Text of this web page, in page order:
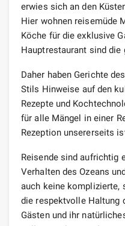
erwies sich an den
Hier wohnen reisemüde
Köche für die exklusive
Hauptrestaurant sind die
Daher haben Gerichte des
Stils Hinweise auf den
Rezepte und
für alle Mängel in einer
Rezeption unsererseits
Reisende sind aufrichtig
Verhalten des Ozeans
auch keine komplizierte,
die respektvolle Haltung
Gästen und ihr